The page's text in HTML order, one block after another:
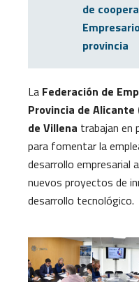
de
provincia
La Federación de
Provincia de Alicante
de Villena trabajan en
para fomentar la
desarrollo empresarial
nuevos proyectos de
desarrollo tecnológico.